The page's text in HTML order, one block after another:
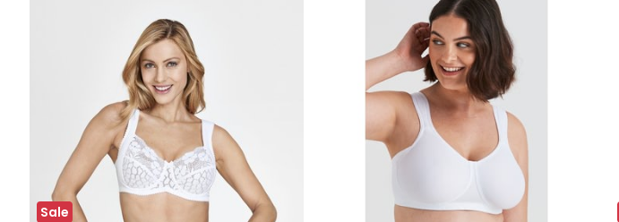
Sale